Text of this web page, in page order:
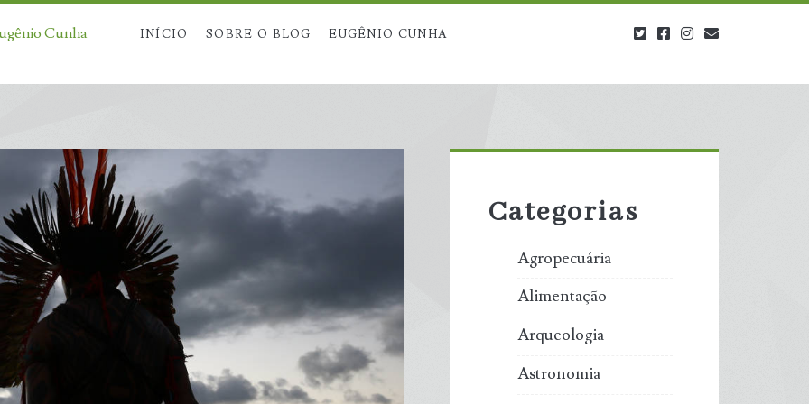
Cunha INÍCIO SOBRE O BLOG EUGÊNIO CUNHA twitterfacebookinstagram
Sidebar
Categorias
Agropecuária
Alimentação
Arqueologia
Astronomia